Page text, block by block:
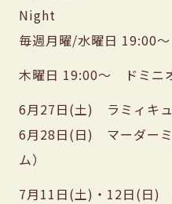
Night
毎週月曜/水曜日 19:00
木曜日 19:00〜 ドミニ
6月27日(土) ラミィキ
6月28日(日) マーダー
ム）
7月11日(土)・12日(日)